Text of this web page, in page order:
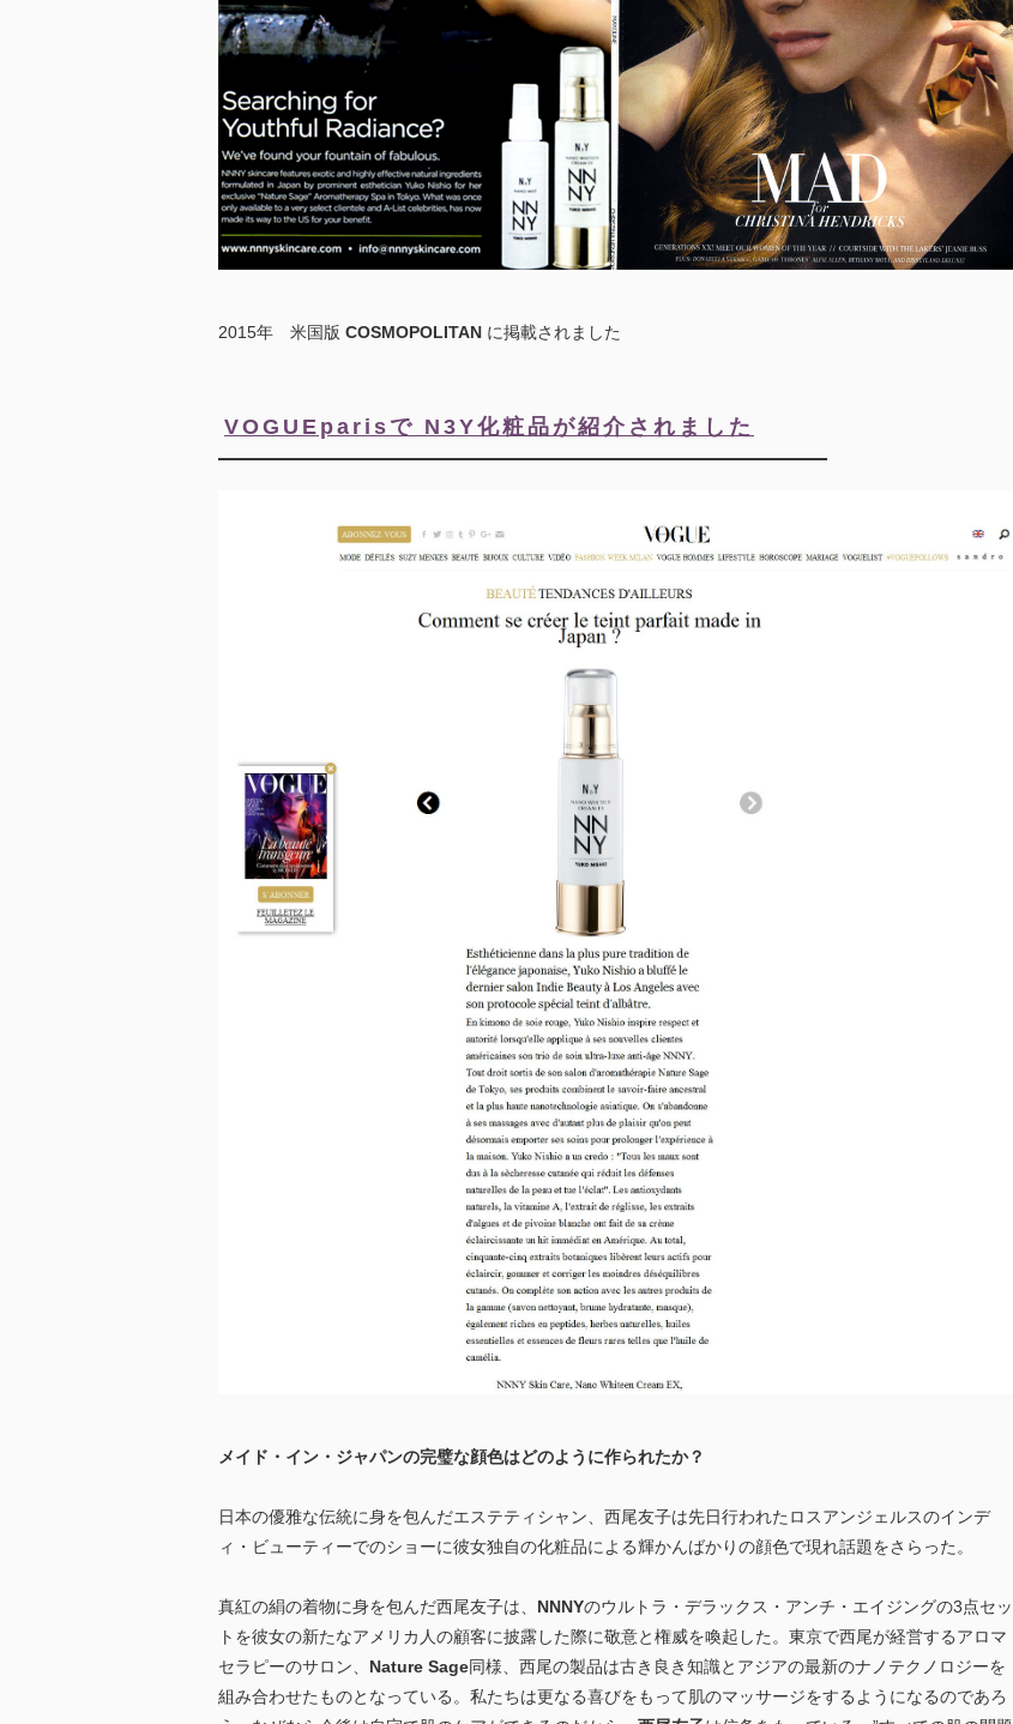
2015年 米国版 COSMOPOLITAN に掲載されました
VOGUEparisで N3Y化粧品が紹介されました
メイド・イン・ジャパンの完璧な顔色はどのように作られたか？
日本の優雅な伝統に身を包んだエステティシャン、西尾友子は先日行われたロスアンジェルスのインデ
ィ・ビューティーでのショーに彼女独自の化粧品による輝かんばかりの顔色で現れ話題をさらった。
真紅の絹の着物に身を包んだ西尾友子は、 NNNYのウルトラ・デラックス・アンチ・エイジングの3点セッ
トを彼女の新たなアメリカ人の顧客に披露した際に敬意と権威を喚起した。東京で西尾が経営するアロマ
セラピーのサロン、 Nature Sage同様、西尾の製品は古き良き知識とアジアの最新のナノテクノロジーを
組み合わせたものとなっている。私たちは更なる喜びをもって肌のマッサージをするようになるのであろ